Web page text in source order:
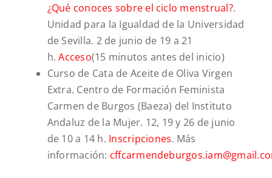
¿Qué conoces sobre el ciclo menstrual?.
Unidad para la Igualdad de la Universidad
de Sevilla. 2 de junio de 19 a 21
h.Acceso(15 minutos antes del inicio)
Curso de Cata de Aceite de Oliva Virgen
Extra. Centro de Formación Feminista
Carmen de Burgos (Baeza) del Instituto
Andaluz de la Mujer. 12, 19 y 26 de junio
de 10 a 14 h. Inscripciones. Más
información: